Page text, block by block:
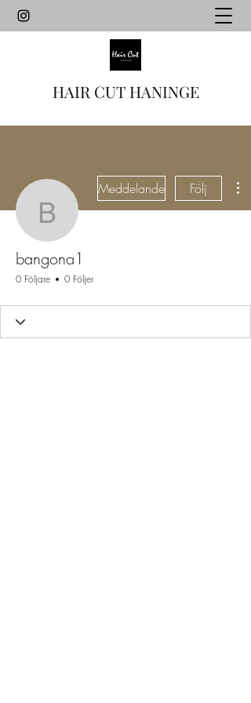
HAIR CUT HANINGE
bangona1
Meddelande Följ
bangona1
0 Följare 0 Följer